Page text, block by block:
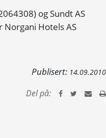
og Sundt AS
Hotels AS
Publisert: 14.09.2010
Del på: